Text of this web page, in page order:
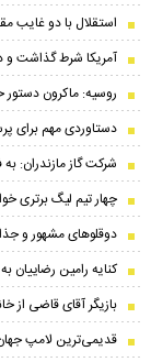
استقلال با دو غایب
آمریکا شرط گذاشت
روسیه: ماکرون
دستاوردی مهم برای
شرکت گاز مازندران:
چهار تیم لیگ برتری
دوقلوهای مشهور و جذاب سینما
کنایه رامین رضاییان
بازیگر آقای قاضی از
قدیمی‌ترین لامپ جهان ۱۲۵ ساله